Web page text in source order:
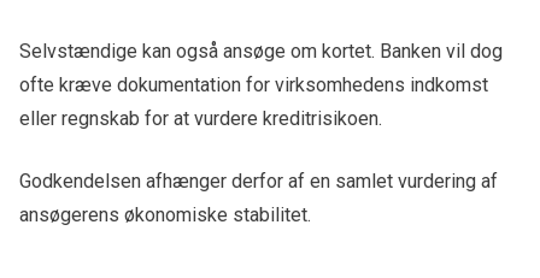
Selvstændige kan også ansøge om kortet. Banken vil dog
ofte kræve dokumentation for virksomhedens indkomst
eller regnskab for at vurdere kreditrisikoen.
Godkendelsen afhænger derfor af en samlet vurdering af
ansøgerens økonomiske stabilitet.